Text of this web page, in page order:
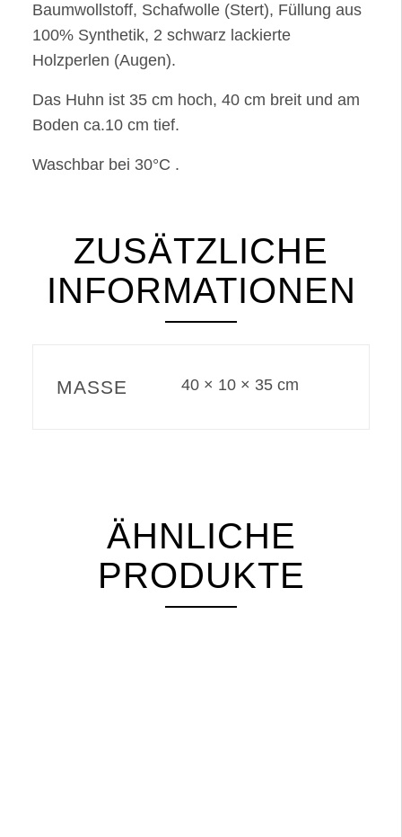
Baumwollstoff, Schafwolle (Stert), Füllung aus
100% Synthetik, 2 schwarz lackierte
Holzperlen (Augen).
Das Huhn ist 35 cm hoch, 40 cm breit und am
Boden ca.10 cm tief.
Waschbar bei 30°C .
ZUSÄTZLICHE
INFORMATIONEN
MASSE 40 × 10 × 35 cm
ÄHNLICHE
PRODUKTE